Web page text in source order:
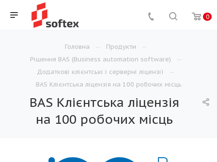
0
Головна
Продукти
Рішення BAS (Business automation software)
Додаткові клієнтські і серверні ліцензії
BAS Клієнтська ліцензія на 100 робочих місць
BAS Клієнтська ліцензія
на 100 робочих місць